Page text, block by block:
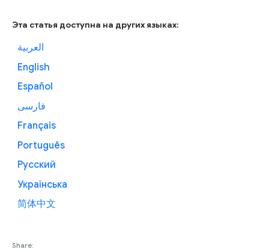
Эта статья доступна на других языках:
العربية
English
Español
فارسی
Français
Português
Русский
Українська
简体中文
Share: